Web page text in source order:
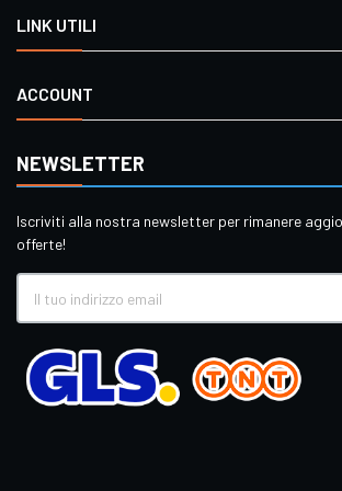
LINK UTILI
ACCOUNT
NEWSLETTER
Iscriviti alla nostra newsletter per rimanere
offerte!